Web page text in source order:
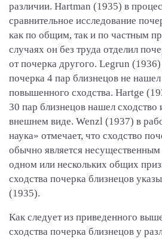
различии. Hartman (1935) в
сравнительное исследование
как по общим, так и по частным
случаях он без труда отделил
от почерка другого. Legrun
почерка 4 пар близнецов не
повышенного сходства. Hartge
30 пар близнецов нашел
внешнем виде. Wenzl (1937) в
наука» отмечает, что сходство
обычно является
одном или нескольких общих
сходства почерка близнецов
(1935).
Как следует из приведенного
сходства почерка близнецов у